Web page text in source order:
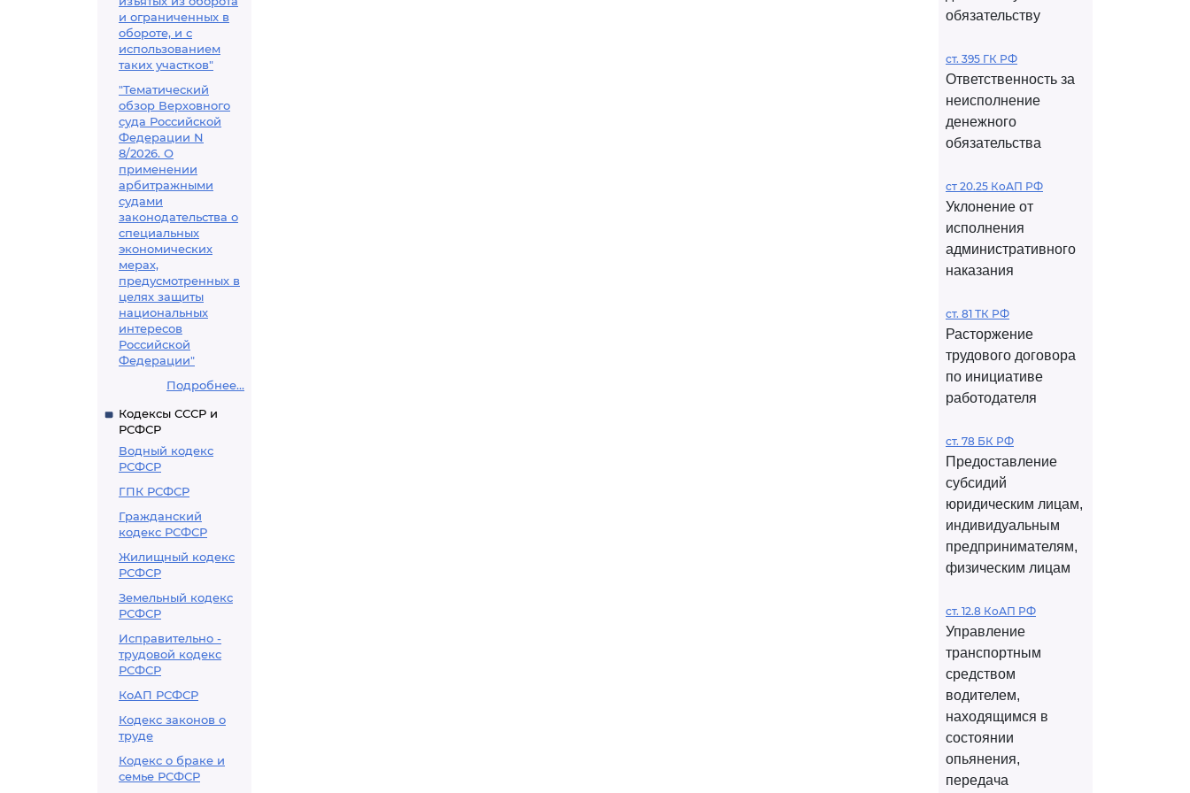
и ограниченных в
обороте, и с
использованием
таких участков"
"Тематический
обзор Верховного
суда Российской
Федерации N
8/2026. О
применении
арбитражными
судами
законодательства о
специальных
экономических
мерах,
предусмотренных в
целях защиты
национальных
интересов
Российской
Федерации"
Подробнее...
Кодексы СССР и
РСФСР
Водный кодекс
РСФСР
ГПК РСФСР
Гражданский
кодекс РСФСР
Жилищный кодекс
РСФСР
Земельный кодекс
РСФСР
Исправительно -
трудовой кодекс
РСФСР
КоАП РСФСР
Кодекс законов о
труде
Кодекс о браке и
семье РСФСР
обязательству
ст. 395 ГК РФ
Ответственность за
неисполнение
денежного
обязательства
ст 20.25 КоАП РФ
Уклонение от
исполнения
административного
наказания
ст. 81 ТК РФ
Расторжение
трудового договора
по инициативе
работодателя
ст. 78 БК РФ
Предоставление
субсидий
юридическим лицам,
индивидуальным
предпринимателям,
физическим лицам
ст. 12.8 КоАП РФ
Управление
транспортным
средством
водителем,
находящимся в
состоянии
опьянения,
передача